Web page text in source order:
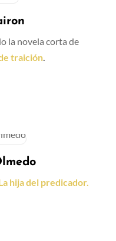
la novela corta de
traición.
hija del predicador.